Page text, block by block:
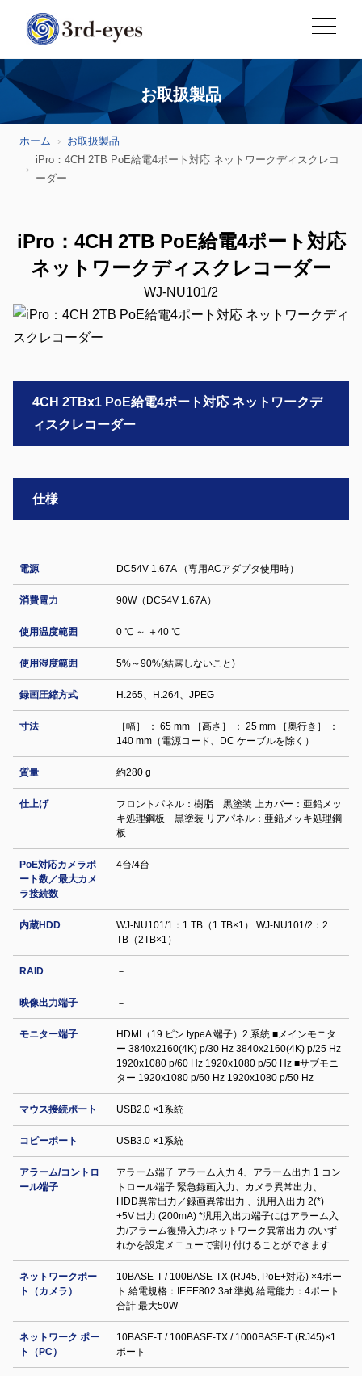
お取扱製品
ホーム
お取扱製品
iPro：4CH 2TB PoE給電4ポート対応 ネットワークディスクレコ
ーダー
iPro：4CH 2TB PoE給電4ポート対応
ネットワークディスクレコーダー
WJ-NU101/2
4CH 2TBx1 PoE給電4ポート対応 ネットワークデ
ィスクレコーダー
仕様
電源 DC54V 1.67A （専用ACアダプタ使用時）
消費電力 90W（DC54V 1.67A）
使用温度範囲 0 ℃ ～ ＋40 ℃
使用湿度範囲 5%～90%(結露しないこと)
録画圧縮方式 H.265、H.264、JPEG
寸法
［幅］ ： 65 mm ［高さ］ ： 25 mm ［奥行き］ ：
140 mm（電源コード、DC ケーブルを除く）
質量 約280 g
仕上げ
フロントパネル：樹脂 黒塗装 上カバー：亜鉛メッ
キ処理鋼板 黒塗装 リアパネル：亜鉛メッキ処理鋼
板
PoE対応カメラポ
ート数／最大カメ
ラ接続数
4台/4台
内蔵HDD
WJ-NU101/1：1 TB（1 TB×1） WJ-NU101/2：2
TB（2TB×1）
RAID －
映像出力端子 －
モニター端子
HDMI（19 ピン typeA 端子）2 系統 ■メインモニタ
ー 3840x2160(4K) p/30 Hz 3840x2160(4K) p/25 Hz
1920x1080 p/60 Hz 1920x1080 p/50 Hz ■サブモニ
ター 1920x1080 p/60 Hz 1920x1080 p/50 Hz
マウス接続ポート USB2.0 ×1系統
コピーポート USB3.0 ×1系統
アラーム/コントロ
ール端子
アラーム端子 アラーム入力 4、アラーム出力 1 コン
トロール端子 緊急録画入力、カメラ異常出力、
HDD異常出力／録画異常出力 、汎用入出力 2(*)
+5V 出力 (200mA) *汎用入出力端子にはアラーム入
力/アラーム復帰入力/ネットワーク異常出力 のいず
れかを設定メニューで割り付けることができます
ネットワークポー
ト（カメラ）
10BASE-T / 100BASE-TX (RJ45, PoE+対応) ×4ポー
ト 給電規格：IEEE802.3at 準拠 給電能力：4ポート
合計 最大50W
ネットワーク ポー
ト（PC）
10BASE-T / 100BASE-TX / 1000BASE-T (RJ45)×1
ポート